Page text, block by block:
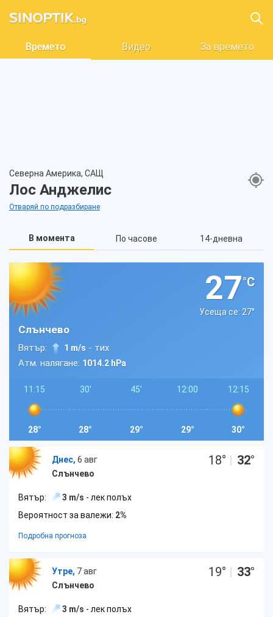
Времето Видео За времето
Северна Америка, САЩ
Лос Анджелис
Отваряй по подразбиране
В момента По часове 14-дневна
27°C
Усеща се: 27°
Слънчево
Вятър: 1 m/s - тих
Атм. налягане: 1014.2 hPa
11:15
28°
30'
28°
45'
29°
12:00
29°
12:15
30°
Днес, 6 авг
Слънчево
18° | 32°
Вятър: 3 m/s - лек полъх
Вероятност за валежи: 2%
Подробна прогноза
Утре, 7 авг
Слънчево
19° | 33°
Вятър: 3 m/s - лек полъх